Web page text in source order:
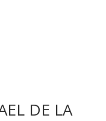
DE LA